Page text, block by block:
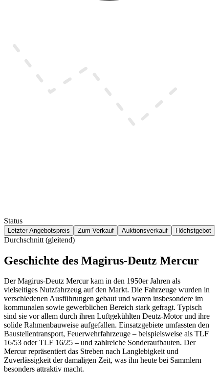
Status
Letzter Angebotspreis Zum Verkauf Auktionsverkauf Höchstgebot
Durchschnitt (gleitend)
Geschichte des Magirus-Deutz Mercur
Der Magirus-Deutz Mercur kam in den 1950er Jahren als
vielseitiges Nutzfahrzeug auf den Markt. Die Fahrzeuge wurden in
verschiedenen Ausführungen gebaut und waren insbesondere im
kommunalen sowie gewerblichen Bereich stark gefragt. Typisch
sind sie vor allem durch ihren Luftgekühlten Deutz-Motor und ihre
solide Rahmenbauweise aufgefallen. Einsatzgebiete umfassten den
Baustellentransport, Feuerwehrfahrzeuge – beispielsweise als TLF
16/53 oder TLF 16/25 – und zahlreiche Sonderaufbauten. Der
Mercur repräsentiert das Streben nach Langlebigkeit und
Zuverlässigkeit der damaligen Zeit, was ihn heute bei Sammlern
besonders attraktiv macht.